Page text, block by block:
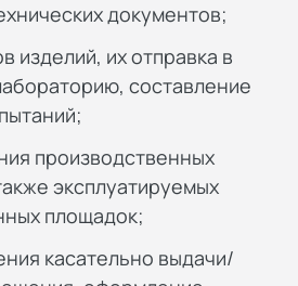
документов;
изделий, их отправка в
составление
производственных
эксплуатируемых
площадок;
касательно выдачи/